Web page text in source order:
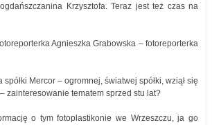
Krzysztofa. Teraz jest też czas na
Agnieszka Grabowska – fotoreporterka
spółki Mercor – ogromnej, światwej spółki, wziął się
zainteresowanie tematem sprzed stu lat?
o tym fotoplastikonie we Wrzeszczu, ja go